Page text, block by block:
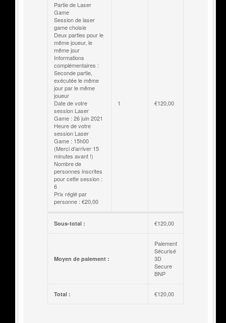
Partie de Laser
Game
Session de laser
game choisie
Deux parties pour le
même joueur, le
même jour
Informations
complémentaires :
Seconde partie,
exécutée le même
jour par le même
joueur
Date de votre
session Laser
Game : 26 juin 2021
Heure de votre
session Laser
Game : 15h00
(Merci d’arriver 15
minutes avant !)
Nombre de
personnes inscrites
pour cette session :
6
Prix réglé par
personne : €20,00
1 €120,00
Sous-total : €120,00
Moyen de paiement :
Paiement
Sécurisé
3D
Secure
BNP
Total : €120,00